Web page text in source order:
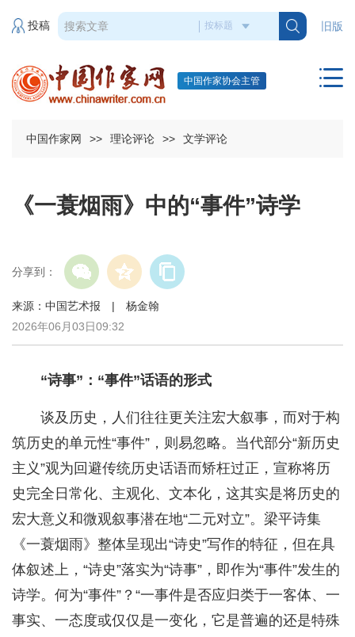
旧版
投稿
中国作家协会主管
中国作家网 >> 理论评论 >> 文学评论
《一蓑烟雨》中的“事件”诗学
分享到：
来源：中国艺术报 | 杨金翰
2026年06月03日09:32
“诗事”：“事件”话语的形式
谈及历史，人们往往更关注宏大叙事，而对于构
筑历史的单元性“事件”，则易忽略。当代部分“新历史
主义”观为回避传统历史话语而矫枉过正，宣称将历
史完全日常化、主观化、文本化，这其实是将历史的
宏大意义和微观叙事潜在地“二元对立”。梁平诗集
《一蓑烟雨》整体呈现出“诗史”写作的特征，但在具
体叙述上，“诗史”落实为“诗事”，即作为“事件”发生的
诗学。何为“事件”？“一事件是否应归类于一客体、一
事实、一态度或仅仅是一变化，它是普遍的还是特殊